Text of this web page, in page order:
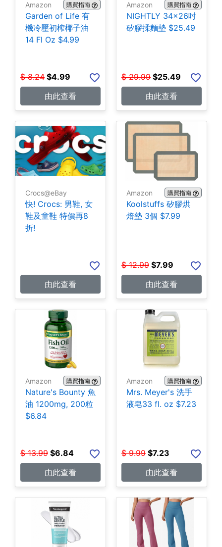
Amazon 購買指南
Garden of Life 有
機冷壓初榨椰子油
14 Fl Oz $4.99
$ 8.24 $4.99
由此查看
Amazon 購買指南
NIGHTLY 34x26吋
矽膠揉麵墊 $25.49
$ 29.99 $25.49
由此查看
Crocs@eBay
快! Crocs: 男鞋, 女
鞋及童鞋 特價再8
折!
由此查看
Amazon 購買指南
Koolstuffs 矽膠烘
焙墊 3個 $7.99
$ 12.99 $7.99
由此查看
Amazon 購買指南
Nature's Bounty 魚
油 1200mg, 200粒
$6.84
$ 13.99 $6.84
由此查看
Amazon 購買指南
Mrs. Meyer's 洗手
液皂33 fl. oz $7.23
$ 9.99 $7.23
由此查看